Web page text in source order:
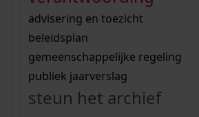
bouwvergunningen
omgevingsvergunningen
vergunningen
beeld en geluid
uitleg nodig?
Wij helpen u op weg met een
bekijk alle zoektips
Wij helpen u op weg met een
bekijk alle zoektips
bekijk ons geschiedenislokaal
advisering en toezicht
beleidsplan
gemeenschappelijke regeling
publiek jaarverslag
steun het archief
zoektips
Mijn Studiezaal (inloggen)